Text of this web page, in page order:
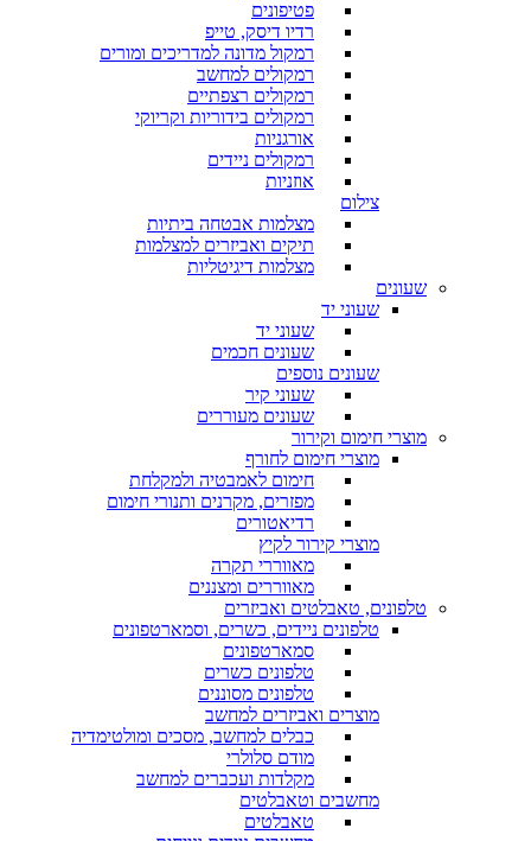
פטיפונים
רדיו דיסק, טייפ
רמקול מדונה למדריכים ומורים
רמקולים למחשב
רמקולים רצפתיים
רמקולים בידוריות וקריוקי
אורגניות
רמקולים ניידים
אוזניות
צילום
מצלמות אבטחה ביתיות
תיקים ואביזרים למצלמות
מצלמות דיגיטליות
שעונים
שעוני יד
שעוני יד
שעונים חכמים
שעונים נוספים
שעוני קיר
שעונים מעוררים
מוצרי חימום וקירור
מוצרי חימום לחורף
חימום לאמבטיה ולמקלחת
מפזרים, מקרנים ותנורי חימום
רדיאטורים
מוצרי קירור לקיץ
מאווררי תקרה
מאווררים ומצננים
טלפונים, טאבלטים ואביזרים
טלפונים ניידים, כשרים, וסמארטפונים
סמארטפונים
טלפונים כשרים
טלפונים מסוננים
מוצרים ואביזרים למחשב
כבלים למחשב, מסכים ומולטימדיה
מודם סלולרי
מקלדות ועכברים למחשב
מחשבים וטאבלטים
טאבלטים